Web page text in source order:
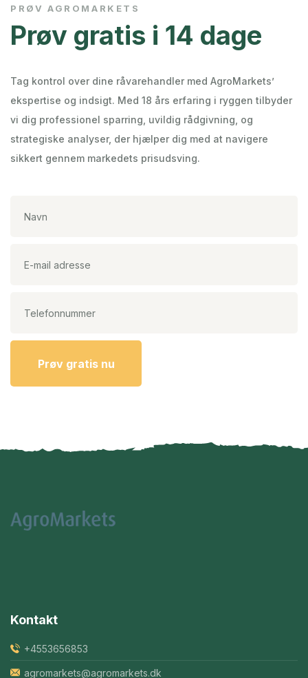
PRØV AGROMARKETS
Prøv gratis i 14 dage
Tag kontrol over dine råvarehandler med AgroMarkets’
ekspertise og indsigt. Med 18 års erfaring i ryggen tilbyder
vi dig professionel sparring, uvildig rådgivning, og
strategiske analyser, der hjælper dig med at navigere
sikkert gennem markedets prisudsving.
Prøv gratis nu
Kontakt
+4553656853
agromarkets@agromarkets.dk